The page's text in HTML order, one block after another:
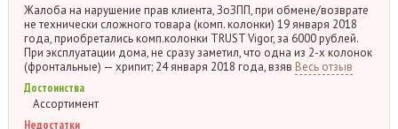
Жалоба на нарушение прав клиента, ЗоЗПП, при обмене/возврате
не технически сложного товара (комп. колонки) 19 января 2018
года, приобретались комп.колонки TRUST Vigor, за 6000 рублей.
При эксплуатации дома, не сразу заметил, что одна из 2-х колонок
(фронтальные) — хрипит; 24 января 2018 года, взяв Весь отзыв
Достоинства
Ассортимент
Недостатки